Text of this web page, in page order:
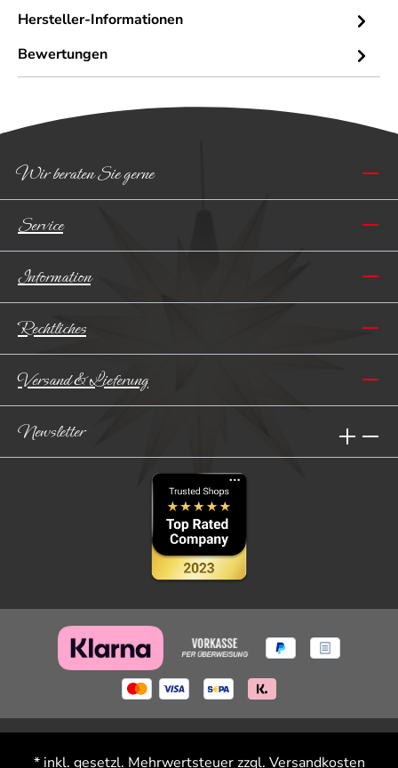
Hersteller-Informationen
Bewertungen
Wir beraten Sie gerne
Service
Information
Rechtliches
Versand & Lieferung
Newsletter
* inkl. gesetzl. Mehrwertsteuer zzgl. Versandkosten